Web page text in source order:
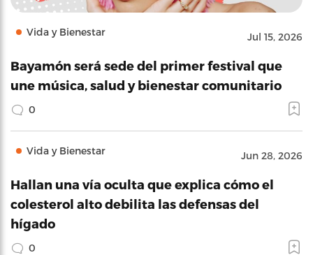
Vida y Bienestar Jul 15, 2026
Bayamón será sede del primer festival que
une música, salud y bienestar comunitario
0
Vida y Bienestar Jun 28, 2026
Hallan una vía oculta que explica cómo el
colesterol alto debilita las defensas del
hígado
0